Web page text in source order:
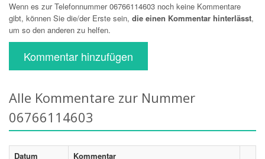
Wenn es zur Telefonnummer 06766114603 noch keine Kommentare
gibt, können Sie die/der Erste sein, die einen Kommentar hinterlässt,
um so den anderen zu helfen.
Kommentar hinzufügen
Alle Kommentare zur Nummer
06766114603
Datum
Kommentar